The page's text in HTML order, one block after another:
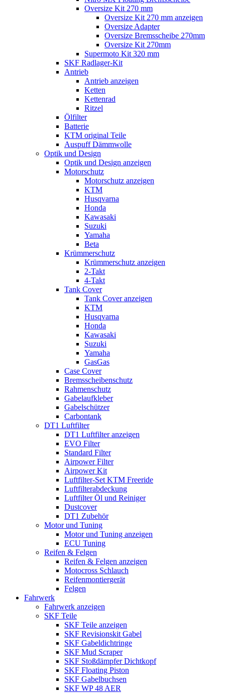
Oversize Kit 270 mm
Oversize Kit 270 mm anzeigen
Oversize Adapter
Oversize Bremsscheibe 270mm
Oversize Kit 270mm
Supermoto Kit 320 mm
SKF Radlager-Kit
Antrieb
Antrieb anzeigen
Ketten
Kettenrad
Ritzel
Ölfilter
Batterie
KTM original Teile
Auspuff Dämmwolle
Optik und Design
Optik und Design anzeigen
Motorschutz
Motorschutz anzeigen
KTM
Husqvarna
Honda
Kawasaki
Suzuki
Yamaha
Beta
Krümmerschutz
Krümmerschutz anzeigen
2-Takt
4-Takt
Tank Cover
Tank Cover anzeigen
KTM
Husqvarna
Honda
Kawasaki
Suzuki
Yamaha
GasGas
Case Cover
Bremsscheibenschutz
Rahmenschutz
Gabelaufkleber
Gabelschützer
Carbontank
DT1 Luftfilter
DT1 Luftfilter anzeigen
EVO Filter
Standard Filter
Airpower Filter
Airpower Kit
Luftfilter-Set KTM Freeride
Luftfilterabdeckung
Luftfilter Öl und Reiniger
Dustcover
DT1 Zubehör
Motor und Tuning
Motor und Tuning anzeigen
ECU Tuning
Reifen & Felgen
Reifen & Felgen anzeigen
Motocross Schlauch
Reifenmontiergerät
Felgen
Fahrwerk
Fahrwerk anzeigen
SKF Teile
SKF Teile anzeigen
SKF Revisionskit Gabel
SKF Gabeldichtringe
SKF Mud Scraper
SKF Stoßdämpfer Dichtkopf
SKF Floating Piston
SKF Gabelbuchsen
SKF WP 48 AER